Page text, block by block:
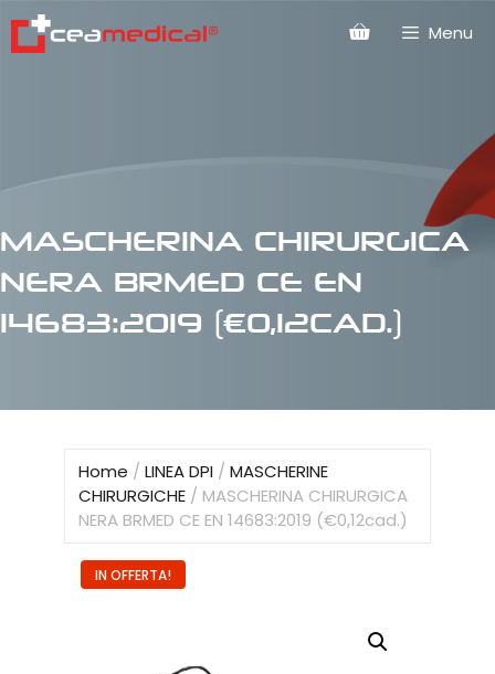
Menu
MASCHERINA CHIRURGICA
NERA BRMED CE EN
14683:2019 (€0,12CAD.)
Home / LINEA DPI/ MASCHERINE
CHIRURGICHE/ MASCHERINA CHIRURGICA
NERA BRMED CE EN 14683:2019 (€0,12cad.)
IN OFFERTA!